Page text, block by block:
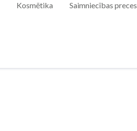
Kosmētika Saimniecības preces